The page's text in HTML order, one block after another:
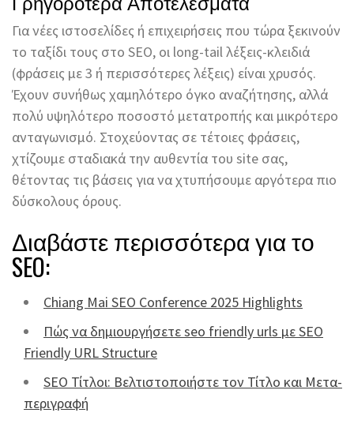
Για νέες ιστοσελίδες ή επιχειρήσεις που τώρα ξεκινούν
το ταξίδι τους στο SEO, οι long-tail λέξεις-κλειδιά
(φράσεις με 3 ή περισσότερες λέξεις) είναι χρυσός.
Έχουν συνήθως χαμηλότερο όγκο αναζήτησης, αλλά
πολύ υψηλότερο ποσοστό μετατροπής και μικρότερο
ανταγωνισμό. Στοχεύοντας σε τέτοιες φράσεις,
χτίζουμε σταδιακά την αυθεντία του site σας,
θέτοντας τις βάσεις για να χτυπήσουμε αργότερα πιο
δύσκολους όρους.
Διαβάστε περισσότερα για το
SEO:
Chiang Mai SEO Conference 2025 Highlights
Πώς να δημιουργήσετε seo friendly urls με SEO
Friendly URL Structure
SEO Τίτλοι: Βελτιστοποιήστε τον Τίτλο και Μετα-
περιγραφή